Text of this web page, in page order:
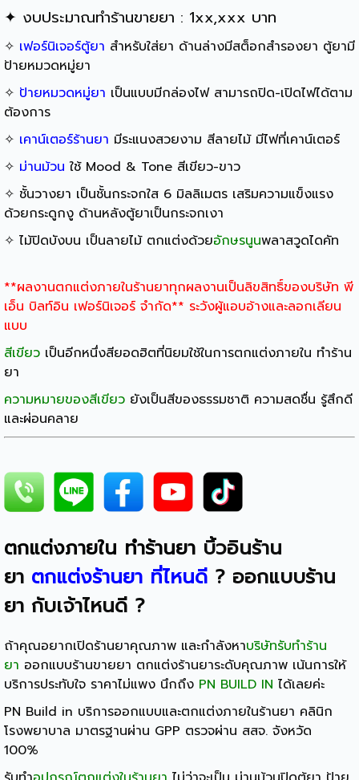
✦ งบประมาณทำร้านขายยา : 1xx,xxx บาท
✧ เฟอร์นิเจอร์ตู้ยา สำหรับใส่ยา ด้านล่างมีสต็อกสำรองยา ตู้ยามี
ป้ายหมวดหมู่ยา
✧ ป้ายหมวดหมู่ยา เป็นแบบมีกล่องไฟ สามารถปิด-เปิดไฟได้ตาม
ต้องการ
✧ เคาน์เตอร์ร้านยา มีระแนงสวยงาม สีลายไม้ มีไฟที่เคาน์เตอร์
✧ ม่านม้วน ใช้ Mood & Tone สีเขียว-ขาว
✧ ชั้นวางยา เป็นชั้นกระจกใส 6 มิลลิเมตร เสริมความแข็งแรง
ด้วยกระดูกงู ด้านหลังตู้ยาเป็นกระจกเงา
✧ ไม้ปิดบังบน เป็นลายไม้ ตกแต่งด้วยอักษรนูนพลาสวูดไดคัท
**ผลงานตกแต่งภายในร้านยาทุกผลงานเป็นลิขสิทธิ์ของบริษัท พี
เอ็น บิลท์อิน เฟอร์นิเจอร์ จำกัด** ระวังผู้แอบอ้างและลอกเลียน
แบบ
สีเขียวเป็นอีกหนึ่งสียอดฮิตที่นิยมใช้ในการตกแต่งภายใน ทำร้าน
ยา
ความหมายของสีเขียวยังเป็นสีของธรรมชาติ ความสดชื่น รู้สึกดี
และผ่อนคลาย
ตกแต่งภายใน ทำร้านยา บิ้วอินร้าน
ยา ตกแต่งร้านยา ที่ไหนดี? ออกแบบร้าน
ยา กับเจ้าไหนดี?
ถ้าคุณอยากเปิดร้านยาคุณภาพ และกำลังหาบริษัทรับทำร้าน
ยา ออกแบบร้านขายยา ตกแต่งร้านยาระดับคุณภาพ เน้นการให้
บริการประทับใจ ราคาไม่แพง นึกถึง PN BUILD IN ได้เลยค่ะ
PN Build in บริการออกแบบและตกแต่งภายในร้านยา คลินิก
โรงพยาบาล มาตรฐานผ่าน GPP ตรวจผ่าน สสจ. จังหวัด
100%